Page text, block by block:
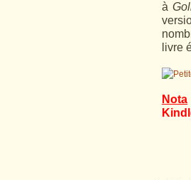
à
livre
Nota